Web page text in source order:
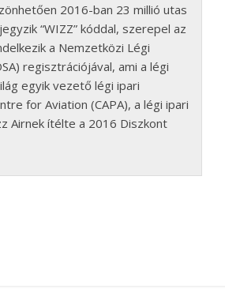
2016-ban 23 millió utas
“WIZZ” kóddal, szerepel az
a Nemzetközi Légi
regisztrációjával, ami a légi
egyik vezető légi ipari
for Aviation (CAPA), a légi ipari
Airnek ítélte a 2016 Diszkont